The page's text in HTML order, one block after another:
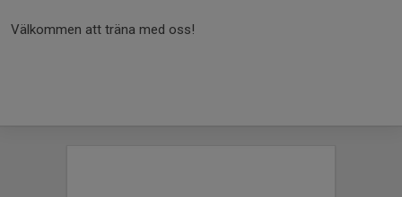
Välkommen att träna med oss!